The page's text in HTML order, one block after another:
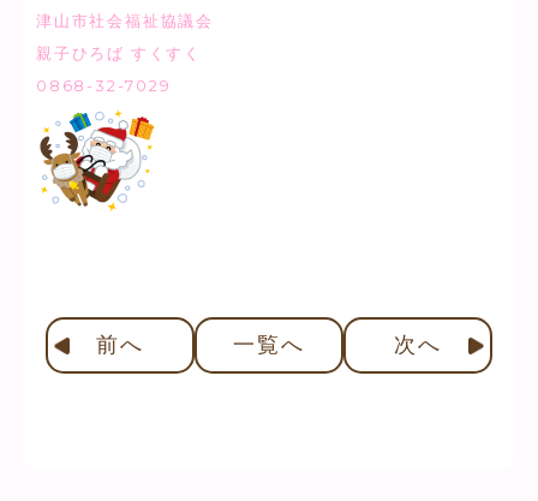
津山市社会福祉協議会
親子ひろば すくすく
0868-32-7029
前へ 一覧へ 次へ